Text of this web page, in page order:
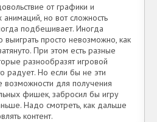
от графики и
анимаций, но вот сложность
подбешивает. Иногда
выиграть просто невозможно, как
При этом есть разные
разнообразят игровой
радует. Но если бы не эти
возможности для получения
фишек, забросил бы игру
Надо смотреть, как дальше
контент.